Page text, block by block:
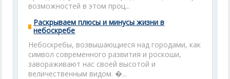
возможностей в этом проц...
Раскрываем плюсы и минусы жизни в
небоскребе
Небоскребы, возвышающиеся над городами, как
символ современного развития и роскоши,
завораживают нас своей высотой и
величественным видом. �...